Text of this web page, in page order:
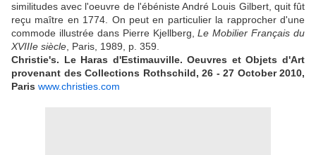
similitudes avec l'oeuvre de l'ébéniste André Louis Gilbert, quit fût
reçu maître en 1774. On peut en particulier la rapprocher d'une
commode illustrée dans Pierre Kjellberg,Le Mobilier Français du
XVIIIe siècle , Paris, 1989, p. 359.
Christie's. Le Haras d'Estimauville. Oeuvres et Objets d'Art
provenant des Collections Rothschild, 26 - 27 October 2010,
Paris www.christies.com